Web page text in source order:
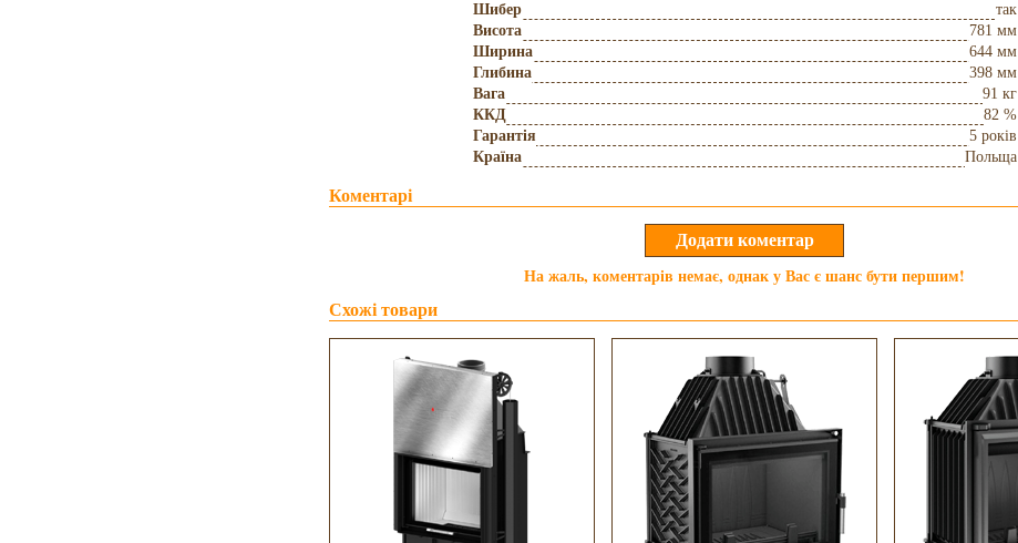
Шибер
так
Висота
781 мм
Ширина
644 мм
Глибина
398 мм
Вага
91 кг
ККД
82 %
Гарантія
5 років
Країна
Польща
Коментарі
На жаль, коментарів немає, однак у Вас є шанс бути першим!
Схожі товари